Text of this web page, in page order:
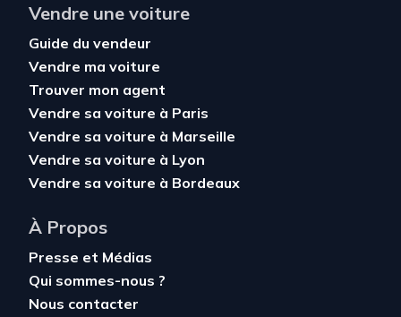
Vendre une voiture
Guide du vendeur
Vendre ma voiture
Trouver mon agent
Vendre sa voiture à Paris
Vendre sa voiture à Marseille
Vendre sa voiture à Lyon
Vendre sa voiture à Bordeaux
À Propos
Presse et Médias
Qui sommes-nous ?
Nous contacter